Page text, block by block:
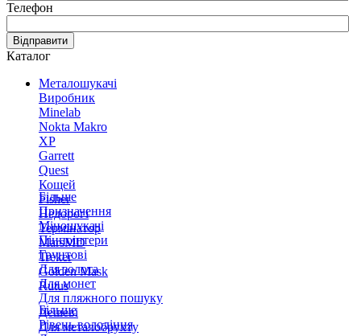
Телефон
Відправити
Каталог
Металошукачі
Виробник
Minelab
Nokta Makro
XP
Garrett
Quest
Кощей
Fisher
Недорогі
Термінатор
MarsMD
Treker
Golden Mask
Rutus
Більше
Призначення
Міношукачі
Пінпоінтери
Грунтові
Для золота
Для монет
Для пляжного пошуку
Дешеві
Для металобрухту
Більше
Рівень володіння